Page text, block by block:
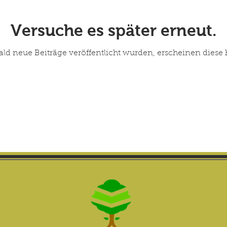
Versuche es später erneut.
neue Beiträge veröffentlicht wurden, erscheinen diese